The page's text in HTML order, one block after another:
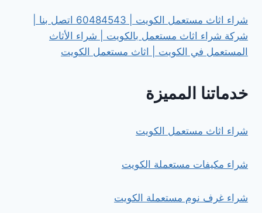
شراء اثاث مستعمل الكويت | 60484543 اتصل بنا |
شركة شراء اثاث مستعمل بالكويت | شراء الأثاث
المستعمل في الكويت | اثاث مستعمل الكويت
خدماتنا المميزة
شراء اثاث مستعمل الكويت
شراء مكيفات مستعملة الكويت
شراء غرف نوم مستعملة الكويت